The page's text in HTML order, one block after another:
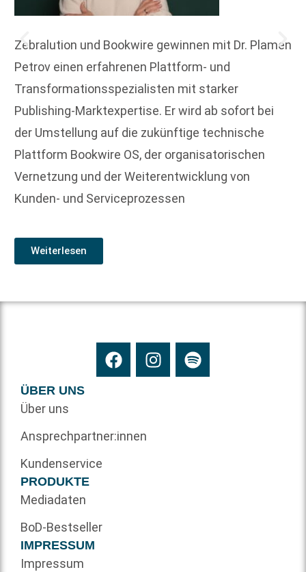
Zebralution und Bookwire gewinnen mit Dr. Plamen
Petrov einen erfahrenen Plattform- und
Transformationsspezialisten mit starker
Publishing-Marktexpertise. Er wird ab sofort bei
der Umstellung auf die zukünftige technische
Plattform Bookwire OS, der organisatorischen
Vernetzung und der Weiterentwicklung von
Kunden- und Serviceprozessen
Weiterlesen
ÜBER UNS
Über uns
Ansprechpartner:innen
Kundenservice
PRODUKTE
Mediadaten
BoD-Bestseller
IMPRESSUM
Impressum